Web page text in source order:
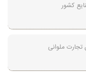
کشور
تجارت ملوانی